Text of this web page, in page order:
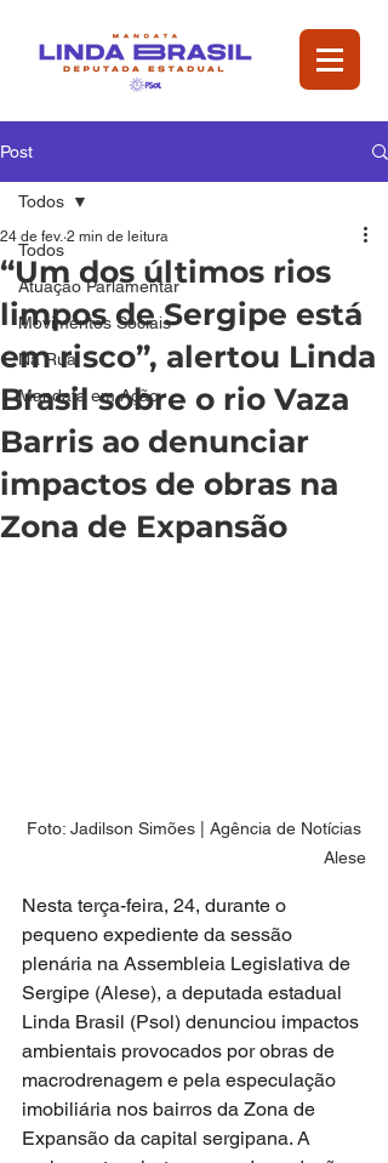
Post
Todos
Atuação Parlamentar
Movimentos Sociais
Na Rua
Mandata em Ação
Todos
“Um dos últimos rios
limpos de Sergipe está
em risco”, alertou Linda
Brasil sobre o rio Vaza
Barris ao denunciar
impactos de obras na
Zona de Expansão
24 de fev. 2 min de leitura
Foto: Jadilson Simões | Agência de Notícias
Alese
Nesta terça-feira, 24, durante o
pequeno expediente da sessão
plenária na Assembleia Legislativa de
Sergipe (Alese), a deputada estadual
Linda Brasil (Psol) denunciou impactos
ambientais provocados por obras de
macrodrenagem e pela especulação
imobiliária nos bairros da Zona de
Expansão da capital sergipana. A